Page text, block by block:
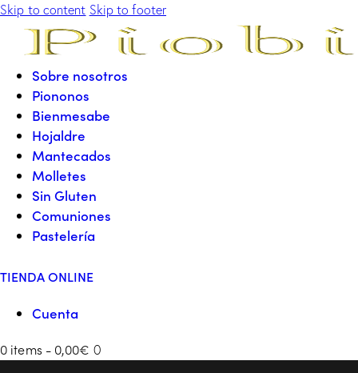
Skip to content Skip to footer
Sobre nosotros
Piononos
Bienmesabe
Hojaldre
Mantecados
Molletes
Sin Gluten
Comuniones
Pastelería
TIENDA ONLINE
Cuenta
0 items - 0,00€ 0